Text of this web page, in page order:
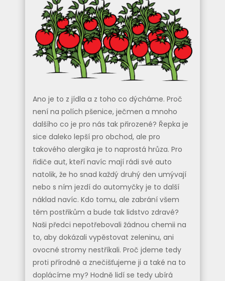
Ano je to z jídla a z toho co dýcháme. Proč
není na polích pšenice, ječmen a mnoho
dalšího co je pro nás tak přirozené? Řepka je
sice daleko lepší pro obchod, ale pro
takového alergika je to naprostá hrůza. Pro
řidiče aut, kteří navíc mají rádi své auto
natolik, že ho snad každý druhý den umývají
nebo s ním jezdí do automyčky je to další
náklad navíc. Kdo tomu, ale zabrání všem
těm postřikům a bude tak lidstvo zdravé?
Naši předci nepotřebovali žádnou chemii na
to, aby dokázali vypěstovat zeleninu, ani
ovocné stromy nestříkali. Proč jdeme tedy
proti přírodně a znečišťujeme ji a také na to
doplácíme my? Hodně lidí se tedy ubírá